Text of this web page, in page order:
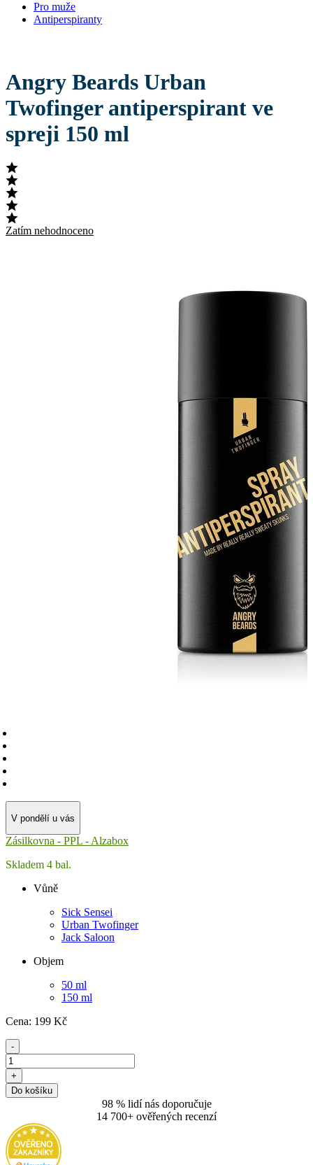
Pro muže
Antiperspiranty
Angry Beards Urban
Twofinger antiperspirant ve
spreji 150 ml
Zatím nehodnoceno
V pondělí u vás
Zásilkovna - PPL - Alzabox
Skladem 4 bal.
Vůně
Sick Sensei
Urban Twofinger
Jack Saloon
Objem
50 ml
150 ml
Cena: 199 Kč
-
+
Do košíku
98 % lidí nás doporučuje
14 700+ ověřených recenzí